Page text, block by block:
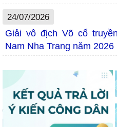
24/07/2026
Giải vô địch Võ cổ
Nam Nha Trang năm 2026